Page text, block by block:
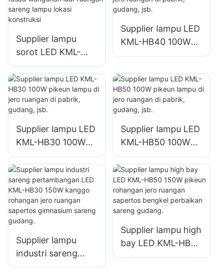
lampu signage
Supplier lampu
sorot LED KML-
FL2C 400W pikeun
fasad wangunan
luar ruangan
sareng lampu lokasi
Supplier lampu LED
KML-HB40 100W
pikeun lampu di
pabrik, gudang, jsb.
Supplier lampu LED
KML-HB30 100W
pikeun lampu di
jero ruangan di
pabrik, gudang, jsb.
Supplier lampu LED
KML-HB50 100W
pikeun lampu di
jero ruangan di
pabrik, gudang, jsb.
Supplier lampu
industri sareng
pertambangan LED
Supplier lampu high
bay LED KML-HB50
150W pikeun